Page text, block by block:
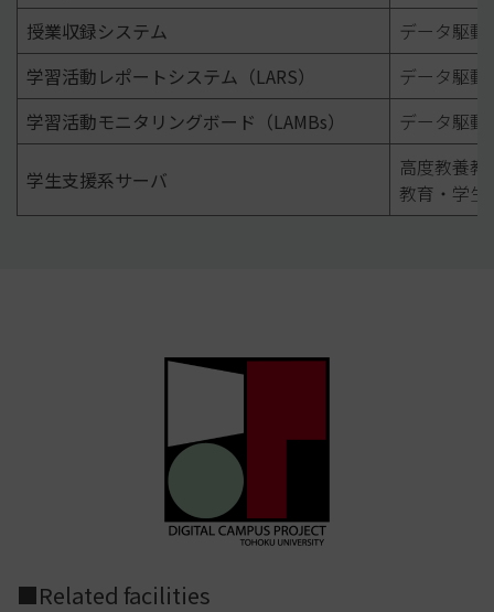
授業収録システム
データ駆
学習活動レポートシステム（LARS）
データ駆
学習活動モニタリングボード（LAMBs）
データ駆
学生支援系サーバ
高度教養
教育・学生
■Related facilities